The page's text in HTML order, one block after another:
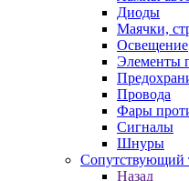
Диоды
Маячки,
Освещение
Элементы
Провода
Фары
Сигналы
Шнуры
Сопутствующий
Назад